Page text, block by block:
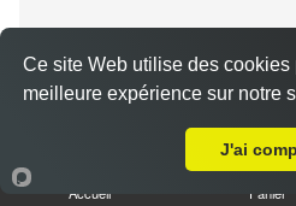
Base sauce barbecue,
chorizo, poivrons
Accueil Panier
Ce site Web utilise des cookies
meilleure expérience sur notre
J'ai